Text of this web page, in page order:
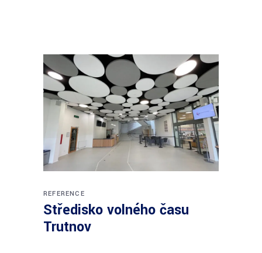
REFERENCE
Středisko volného času
Trutnov